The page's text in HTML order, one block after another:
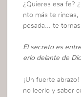
¿Quieres esa fe?
nto más te rindas,
pesada… te
El secreto es
erlo delante de
¡Un fuerte
no leerlo y saber